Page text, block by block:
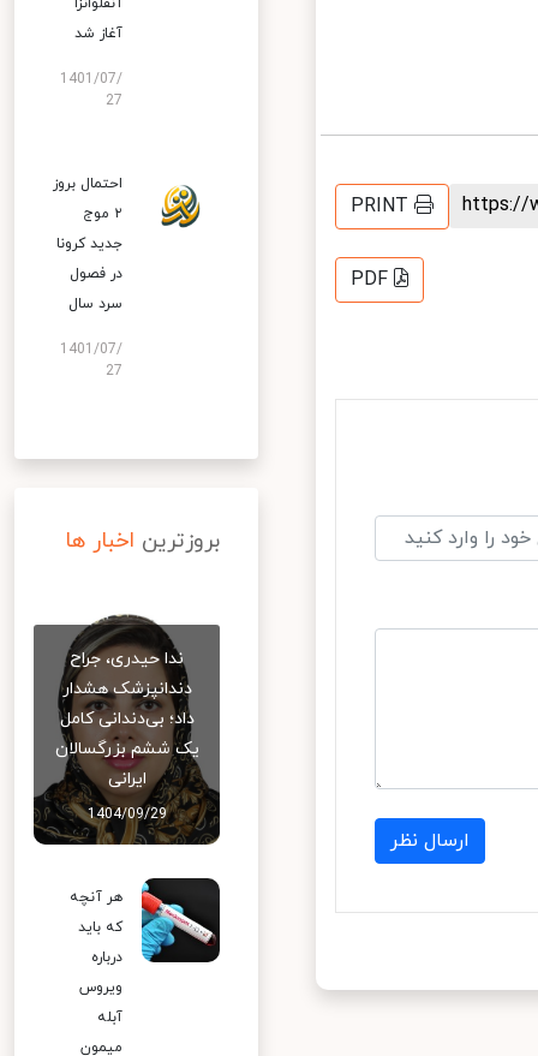
PRINT
PDF
ارسال نظر
آغاز شد
1401/07/
27
احتمال بروز
۲ موج
جدید کرونا
در فصول
سرد سال
1401/07/
27
بروزترین اخبار ها
ندا حیدری، جراح
دندانپزشک هشدار
داد؛ بی‌دندانی کامل
یک ششم بزرگسالان
ایرانی
1404/09/29
هر آنچه
که باید
درباره
ویروس
آبله
میمون